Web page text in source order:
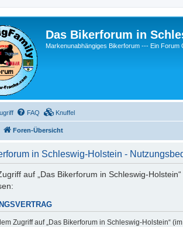
Das Bikerforum in
Markenunabhängiges Bikerforum --- Ein Forum
FAQ Knuffel
Foren-Übersicht
in Schleswig-Holstein -
auf „Das Bikerforum in Schleswig-
Zugriff auf „Das Bikerforum in Schleswig-Holstein“